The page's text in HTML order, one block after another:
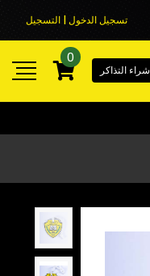
تسجيل الدخول | التسجيل
شراء التذاكر
0